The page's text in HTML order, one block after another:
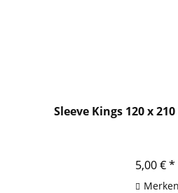
Sleeve Kings 120 x
5,00 € *
Merken